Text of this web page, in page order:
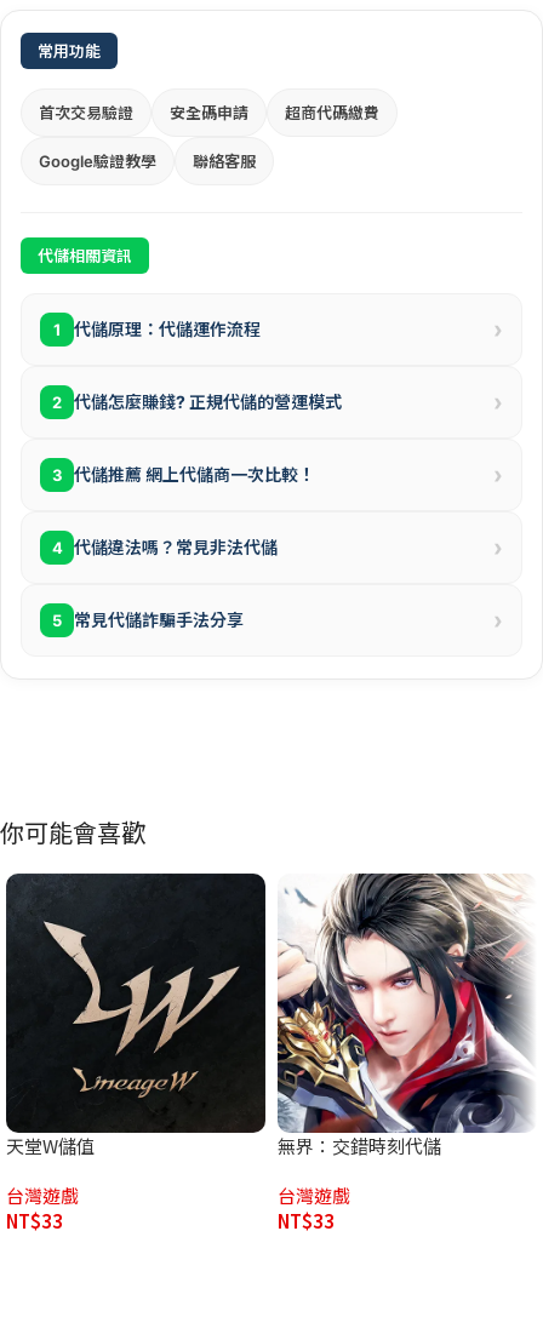
常用功能
首次交易驗證 安全碼申請 超商代碼繳費
Google驗證教學 聯絡客服
代儲相關資訊
1 代儲原理：代儲運作流程 ›
2 代儲怎麼賺錢? 正規代儲的營運模式 ›
3 代儲推薦 網上代儲商一次比較！ ›
4 代儲違法嗎？常見非法代儲 ›
5 常見代儲詐騙手法分享 ›
你可能會喜歡
天堂W儲值
台灣遊戲
NT$33
無界：交錯時刻代儲
台灣遊戲
NT$33